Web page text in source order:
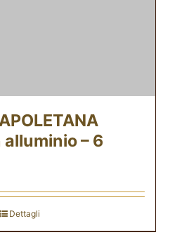
alluminio – 6
Dettagli